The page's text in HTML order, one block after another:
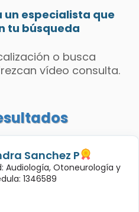
un especialista que
tu búsqueda
o busca
vídeo consulta.
Sanchez P
Audiología, Otoneurología y
1346589